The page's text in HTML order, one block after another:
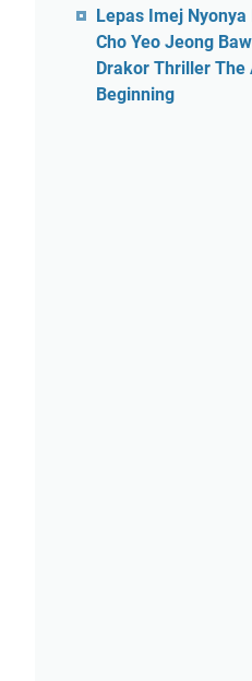
Lepas Imej
Cho Yeo Jeong
Drakor Thriller
Beginning